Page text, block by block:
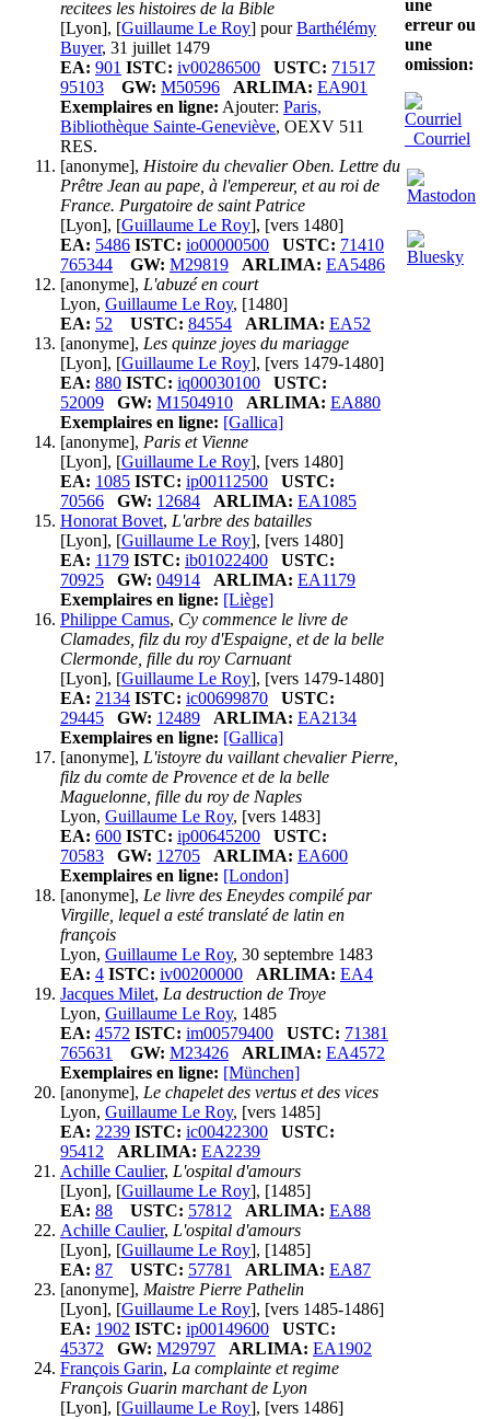
recitees les histoires de la Bible
[Lyon], [Guillaume Le Roy] pourBarthélémy
Buyer, 31 juillet 1479
EA: 901 ISTC: iv00286500 USTC: 71517
95103
GW: M50596 ARLIMA: EA901
Exemplaires en ligne: Ajouter: Paris,
Bibliothèque Sainte-Geneviève, OEXV 511
RES.
[anonyme], Histoire du chevalier Oben. Lettre du
Prêtre Jean au pape, à l'empereur, et au roi de
France. Purgatoire de saint Patrice
[Lyon], [Guillaume Le Roy], [vers 1480]
EA: 5486 ISTC: io00000500 USTC: 71410
765344
GW: M29819 ARLIMA: EA5486
[anonyme], L'abuzé en court
Lyon, Guillaume Le Roy, [1480]
EA: 52 USTC: 84554 ARLIMA: EA52
[anonyme], Les quinze joyes du mariagge
[Lyon], [Guillaume Le Roy], [vers 1479-1480]
EA: 880 ISTC: iq00030100
USTC:
52009
GW: M1504910 ARLIMA: EA880
Exemplaires en ligne: [Gallica]
[anonyme], Paris et Vienne
[Lyon], [Guillaume Le Roy], [vers 1480]
EA: 1085 ISTC: ip00112500
USTC:
70566
GW: 12684 ARLIMA: EA1085
Honorat Bovet, L'arbre des batailles
[Lyon], [Guillaume Le Roy], [vers 1480]
EA: 1179 ISTC: ib01022400
USTC:
70925
GW: 04914 ARLIMA: EA1179
Exemplaires en ligne: [Liège]
Philippe Camus, Cy commence le livre de
Clamades, filz du roy d'Espaigne, et de la belle
Clermonde, fille du roy Carnuant
[Lyon], [Guillaume Le Roy], [vers 1479-1480]
EA: 2134 ISTC: ic00699870
USTC:
29445
GW: 12489 ARLIMA: EA2134
Exemplaires en ligne: [Gallica]
[anonyme], L'istoyre du vaillant chevalier Pierre,
filz du comte de Provence et de la belle
Maguelonne, fille du roy de Naples
Lyon, Guillaume Le Roy, [vers 1483]
EA: 600 ISTC: ip00645200
USTC:
70583
GW: 12705 ARLIMA: EA600
Exemplaires en ligne: [London]
[anonyme], Le livre des Eneydes compilé par
Virgille, lequel a esté translaté de latin en
françois
Lyon, Guillaume Le Roy, 30 septembre 1483
EA: 4 ISTC: iv00200000 ARLIMA: EA4
Jacques Milet, La destruction de Troye
Lyon, Guillaume Le Roy, 1485
EA: 4572 ISTC: im00579400 USTC: 71381
765631
GW: M23426 ARLIMA: EA4572
Exemplaires en ligne: [München]
[anonyme], Le chapelet des vertus et des vices
Lyon, Guillaume Le Roy, [vers 1485]
EA: 2239 ISTC: ic00422300
USTC:
95412
ARLIMA: EA2239
Achille Caulier, L'ospital d'amours
[Lyon], [Guillaume Le Roy], [1485]
EA: 88 USTC: 57812 ARLIMA: EA88
Achille Caulier, L'ospital d'amours
[Lyon], [Guillaume Le Roy], [1485]
EA: 87 USTC: 57781 ARLIMA: EA87
[anonyme], Maistre Pierre Pathelin
[Lyon], [Guillaume Le Roy], [vers 1485-1486]
EA: 1902 ISTC: ip00149600
USTC:
45372
GW: M29797 ARLIMA: EA1902
François Garin, La complainte et regime
François Guarin marchant de Lyon
[Lyon], [Guillaume Le Roy], [vers 1486]
une
erreur ou
une
omission:
Courriel